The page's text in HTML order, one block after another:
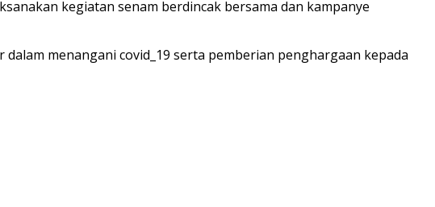
kegiatan senam berdincak bersama dan kampanye
menangani covid_19 serta pemberian penghargaan kepada